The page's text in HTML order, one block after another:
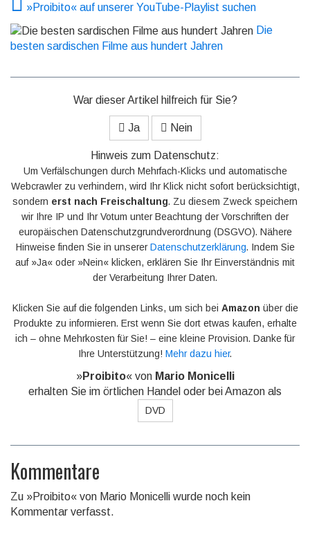
»Proibito« auf unserer YouTube-Playlist suchen
Die
besten sardischen Filme aus hundert Jahren
War dieser Artikel hilfreich für Sie?
Ja Nein
Hinweis zum Datenschutz:
Um Verfälschungen durch Mehrfach-Klicks und automatische
Webcrawler zu verhindern, wird Ihr Klick nicht sofort berücksichtigt,
sondern erst nach Freischaltung. Zu diesem Zweck speichern
wir Ihre IP und Ihr Votum unter Beachtung der Vorschriften der
europäischen Datenschutzgrundverordnung (DSGVO). Nähere
Hinweise finden Sie in unsererDatenschutzerklärung. Indem Sie
auf »Ja« oder »Nein« klicken, erklären Sie Ihr Einverständnis mit
der Verarbeitung Ihrer Daten.
Klicken Sie auf die folgenden Links, um sich bei Amazon über die
Produkte zu informieren. Erst wenn Sie dort etwas kaufen, erhalte
ich – ohne Mehrkosten für Sie! – eine kleine Provision. Danke für
Ihre Unterstützung! Mehr dazu hier.
»Proibito« von Mario Monicelli
erhalten Sie im örtlichen Handel oder bei Amazon als
DVD
Kommentare
Zu »Proibito« von Mario Monicelli wurde noch kein
Kommentar verfasst.